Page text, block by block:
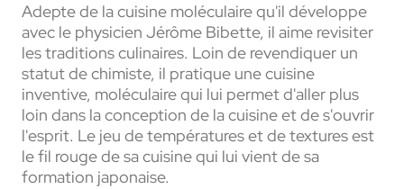
Adepte de la cuisine moléculaire qu'il développe
avec le physicien Jérôme Bibette, il aime revisiter
les traditions culinaires. Loin de revendiquer un
statut de chimiste, il pratique une cuisine
inventive, moléculaire qui lui permet d'aller plus
loin dans la conception de la cuisine et de s'ouvrir
l'esprit. Le jeu de températures et de textures est
le fil rouge de sa cuisine qui lui vient de sa
formation japonaise.